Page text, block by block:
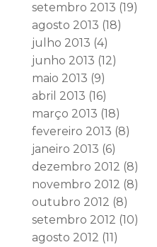
setembro 2013 (19)
agosto 2013 (18)
julho 2013 (4)
junho 2013 (12)
maio 2013 (9)
abril 2013 (16)
março 2013 (18)
fevereiro 2013 (8)
janeiro 2013 (6)
dezembro 2012 (8)
novembro 2012 (8)
outubro 2012 (8)
setembro 2012 (10)
agosto 2012 (11)